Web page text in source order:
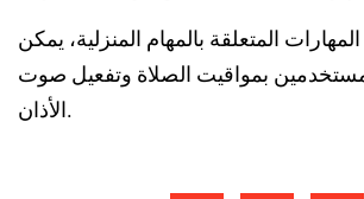
المتعلقة بالمهام المنزلية، يمكن
بمواقيت الصلاة وتفعيل صوت
الأذان.